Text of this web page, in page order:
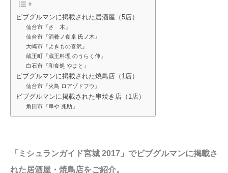
ビブグルマンに掲載された居酒屋（5店）
仙台市『さゝ木』
仙台市『酒肴ノ食卓 氏ノ木』
大崎市『よきもの喜沢』
蔵王町『蔵王料理 のうらく伸』
白石市『和食処 やまと』
ビブグルマンに掲載された焼鳥店（1店）
仙台市『火鳥 ロアゾドフウ』
ビブグルマンに掲載された串焼き店（1店）
角田市『串や 兆助』
「ミシュランガイド宮城 2017」でビブグルマンに掲載さ
れた居酒屋・焼鳥店をご紹介。